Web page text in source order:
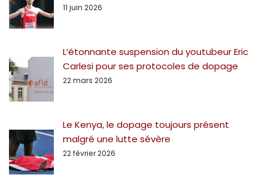
11 juin 2026
L’étonnante suspension du youtubeur Eric
Carlesi pour ses protocoles de dopage
22 mars 2026
Le Kenya, le dopage toujours présent
malgré une lutte sévère
22 février 2026